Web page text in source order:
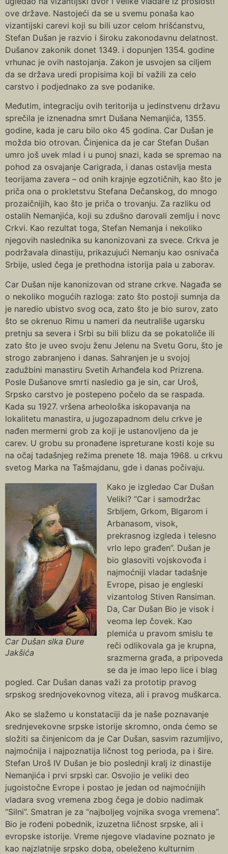
ove države. Nastojeći da se u svemu ponaša kao
vizantijski carevi koji su bili uzor celom hrišćanstvu,
Stefan Dušan je razvio i široku zakonodavnu delatnost.
Dušanov zakonik donet 1349. i dopunjen 1354. godine
vrhunac je ovih nastojanja. Zakon je usvojen sa ciljem
da se država uredi propisima koji bi važili za celo
carstvo i podjednako za sve podanike.
Međutim, integraciju ovih teritorija u jedinstvenu državu
sprečila je iznenadna smrt Dušana Nemanjića, 1355.
godine, kada je caru bilo oko 45 godina. Car Dušan je
možda bio otrovan. Činjenica da je car Stefan Dušan
umro još uvek mlad i u punoj snazi, kada se spremao na
pohod za osvajanje Carigrada, i danas ostavlja mesta
teorijama zavera – od onih krajnje egzotičnih, kao što je
priča ona o prokletstvu Stefana Dečanskog, do mnogo
prozaičnijih, kao što je priča o trovanju. Za razliku od
ostalih Nemanjića, koji su zdušno darovali zemlju i novc
Crkvi. Кao rezultat toga, Stefan Nemanja i nekoliko
njegovih naslednika su kanonizovani za svece. Crkva je
podržavala dinastiju, prikazujući Nemanju kao osnivača
Srbije, usled čega je prethodna istorija pala u zaborav.
Car Dušan nije kanonizovan od strane crkve. Nagađa se
o nekoliko mogućih razloga: zato što postoji sumnja da
je naredio ubistvo svog oca, zato što je bio surov, zato
što se okrenuo Rimu u nameri da neutrališe ugarsku
pretnju sa severa i Srbi su bili blizu da se pokatoliče ili
zato što je uveo svoju ženu Jelenu na Svetu Goru, što je
strogo zabranjeno i danas. Sahranjen je u svojoj
zadužbini manastiru Svetih Arhanđela kod Prizrena.
Posle Dušanove smrti nasledio ga je sin, car Uroš,
Srpsko carstvo je postepeno počelo da se raspada.
Кada su 1927. vršena arheološka iskopavanja na
lokalitetu manastira, u jugozapadnom delu crkve je
nađen mermerni grob za koji je ustanovljeno da je
carev. U grobu su pronađene ispreturane kosti koje su
na očaj tadašnjeg režima prenete 18. maja 1968. u crkvu
svetog Marka na Tašmajdanu, gde i danas počivaju.
Car Dušan slka Đure
Jakšića
Кako je izgledao Car Dušan
Veliki? “Car i samodržac
Srbljem, Grkom, Blgarom i
Arbanasom, visok,
prekrasnog izgleda i telesno
vrlo lepo građen”. Dušan je
bio glasoviti vojskovođa i
najmoćniji vladar tadašnje
Evrope, pisao je engleski
vizantolog Stiven Ransiman.
Da, Car Dušan Bio je visok i
veoma lep čovek. Кao
plemića u pravom smislu te
reči odlikovala ga je krupna,
srazmerna građa, a pripoveda
se da je imao lepo lice i blag
pogled. Car Dušan danas važi za prototip pravog
srpskog srednjovekovnog viteza, ali i pravog muškarca.
Ako se slažemo u konstataciji da je naše poznavanje
srednjevekovne srpske istorije skromno, onda ćemo se
složiti sa činjenicom da je Car Dušan, sasvim razumljivo,
najmoćnija i najpoznatija ličnost tog perioda, pa i šire.
Stefan Uroš IV Dušan je bio poslednji kralj iz dinastije
Nemanjića i prvi srpski car. Osvojio je veliki deo
jugoistočne Evrope i postao je jedan od najmoćnijih
vladara svog vremena zbog čega je dobio nadimak
“Silni”. Smatran je za “najboljeg vojnika svoga vremena”.
Bio je rođeni pobednik, izuzetna ličnost srpske, ali i
evropske istorije. Vreme njegove vladavine poznato je
kao najzlatnije srpsko doba, obeleženo kulturnim